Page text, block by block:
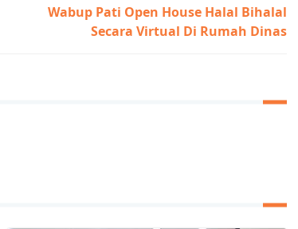
Wabup Pati Open House Halal Bihalal
Secara Virtual Di Rumah Dinas